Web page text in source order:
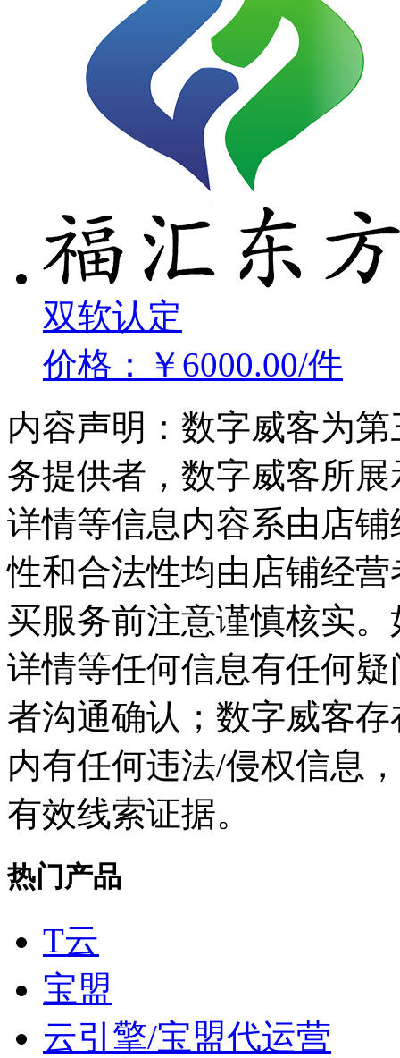
双软认定
价格：￥6000.00/件
内容声明：数字威客为
务提供者，数字威客所
详情等信息内容系由店
性和合法性均由店铺经
买服务前注意谨慎核实
详情等任何信息有任何
者沟通确认；数字威客
内有任何违法/侵权信息
有效线索证据。
热门产品
T云
宝盟
云引擎/宝盟代运营